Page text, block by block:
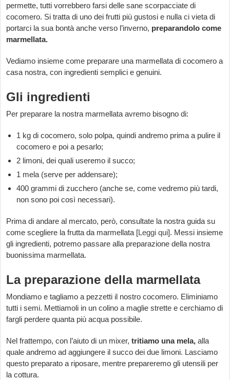
permette, tutti vorrebbero farsi delle sane scorpacciate di
cocomero. Si tratta di uno dei frutti più gustosi e nulla ci vieta di
portarci la sua bontà anche verso l’inverno, preparandolo come
marmellata.
Vediamo insieme come preparare una marmellata di cocomero a
casa nostra, con ingredienti semplici e genuini.
Gli ingredienti
Per preparare la nostra marmellata avremo bisogno di:
1 kg di cocomero, solo polpa, quindi andremo prima a pulire il
cocomero e poi a pesarlo;
2 limoni, dei quali useremo il succo;
1 mela (serve per addensare);
400 grammi di zucchero (anche se, come vedremo più tardi,
non sono poi così necessari).
Prima di andare al mercato, però, consultate la nostra guida su
come scegliere la frutta da marmellata [Leggi qui]. Messi insieme
gli ingredienti, potremo passare alla preparazione della nostra
buonissima marmellata.
La preparazione della marmellata
Mondiamo e tagliamo a pezzetti il nostro cocomero. Eliminiamo
tutti i semi. Mettiamoli in un colino a maglie strette e cerchiamo di
fargli perdere quanta più acqua possibile.
Nel frattempo, con l’aiuto di un mixer, tritiamo una mela, alla
quale andremo ad aggiungere il succo dei due limoni. Lasciamo
questo preparato a riposare, mentre prepareremo gli utensili per
la cottura.